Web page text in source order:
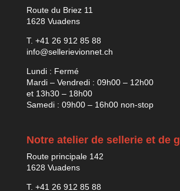
Route du Briez 11
1628 Vuadens
T. +41 26 912 85 88
info@sellerievionnet.ch
Lundi : Fermé
Mardi – Vendredi : 09h00 – 12h00
et 13h30 – 18h00
Samedi : 09h00 – 16h00 non-stop
Notre atelier de sellerie et de
Route principale 142
1628 Vuadens
T. +41 26 912 85 88